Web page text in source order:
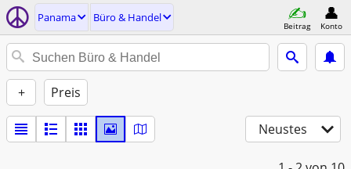
Panama Büro & Handel
Beitrag Konto
+ Preis
Neustes